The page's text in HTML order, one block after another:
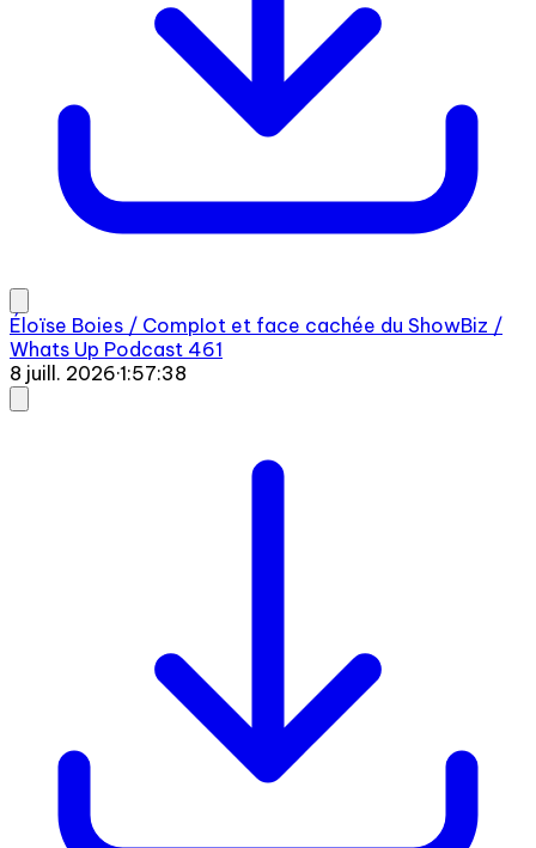
Éloïse Boies / CompIot et face cachée du ShowBiz /
Whats Up Podcast 461
8 juill. 2026·1:57:38